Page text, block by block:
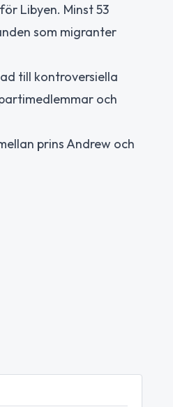
Libyen. Minst 53
som migranter
till kontroversiella
och
prins Andrew och